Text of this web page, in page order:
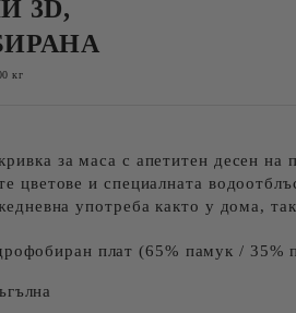
3D,
кг
за маса с апетитен десен на
цветове и специалната
употреба както у дома,
плат (65% памук / 35%